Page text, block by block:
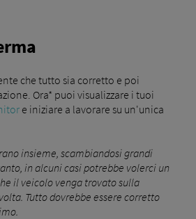
che tutto sia corretto e poi
Ora* puoi visualizzare i tuoi
e iniziare a lavorare su un'unica
insieme, scambiandosi grandi
in alcuni casi potrebbe volerci un
il veicolo venga trovato sulla
Tutto dovrebbe essere corretto